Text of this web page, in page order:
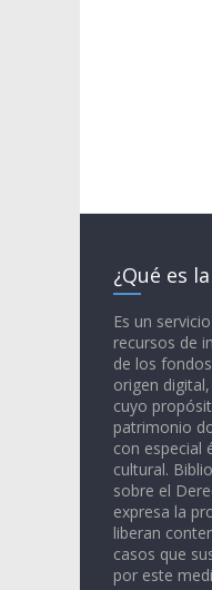
¿Qué es
Es un
recursos de
de los
origen
cuyo
patrimonio
con especial
cultural.
sobre el
expresa la
liberan
casos que
por este